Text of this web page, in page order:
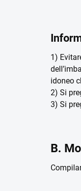
1)
idoneo
2) Si
3) Si
B.